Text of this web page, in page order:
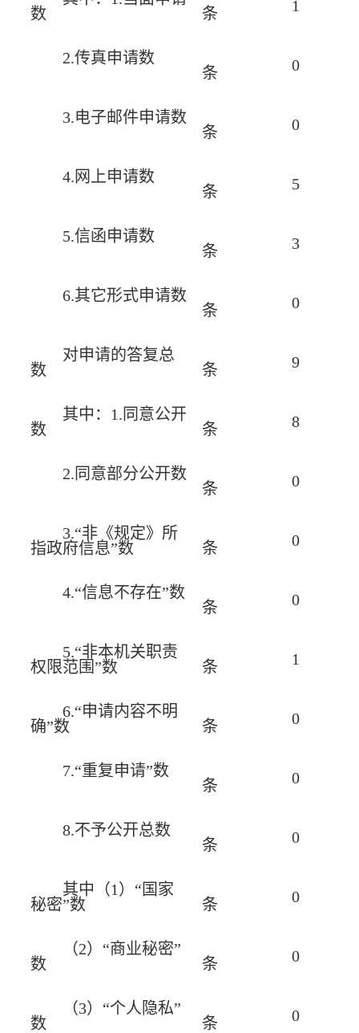
数
条 1
2.传真申请数
条
0
3.电子邮件申请数
条
0
4.网上申请数
条
5
5.信函申请数
条
3
6.其它形式申请数
条
0
对申请的答复总
数
条 9
其中：1.同意公开
数
条 8
2.同意部分公开数
条
0
3.“非《规定》所
指政府信息”数
条 0
4.“信息不存在”数
条
0
5.“非本机关职责
权限范围”数
条 1
6.“申请内容不明
确”数
条 0
7.“重复申请”数
条
0
8.不予公开总数
条
0
其中（1）“国家
秘密”数
条 0
（2）“商业秘密”
数
条 0
（3）“个人隐私”
数
条 0